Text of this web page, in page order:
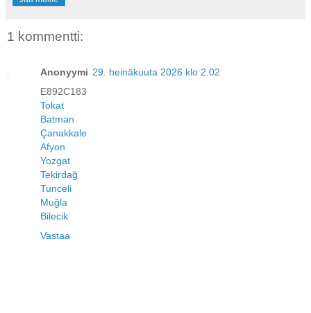
1 kommentti:
Anonyymi 29. heinäkuuta 2026 klo 2.02
E892C183
Tokat
Batman
Çanakkale
Afyon
Yozgat
Tekirdağ
Tunceli
Muğla
Bilecik
Vastaa